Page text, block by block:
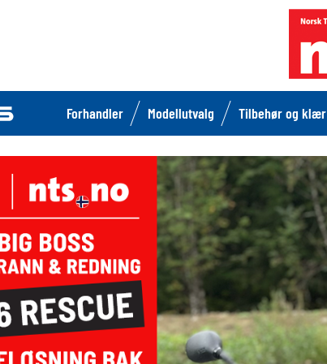
Forhandler Modellutvalg Tilbehør og klær